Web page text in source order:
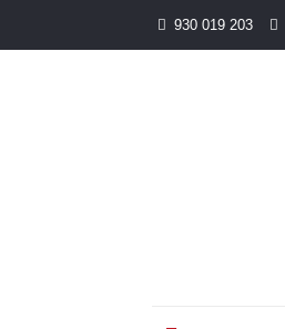
930 019 203